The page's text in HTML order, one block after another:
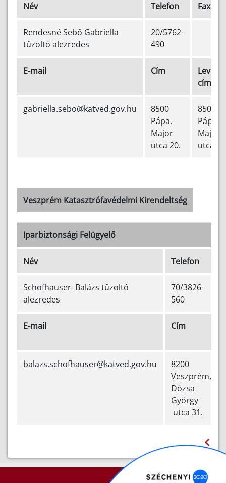
Név Telefon Fax
Rendesné Sebő Gabriella
tűzoltó alezredes
20/5762-
490
E-mail Cím
cím
gabriella.sebo@katved.gov.hu
8500
Pápa,
Major
utca 20.
8500
Pápa,
Major
utca
Veszprém Katasztrófavédelmi Kirendeltség
Iparbiztonsági Felügyelő
Név Telefon
Schofhauser Balázs tűzoltó
alezredes
70/3826-
560
E-mail Cím
balazs.schofhauser@katved.gov.hu
8200
Veszprém,
Dózsa
György
utca 31.